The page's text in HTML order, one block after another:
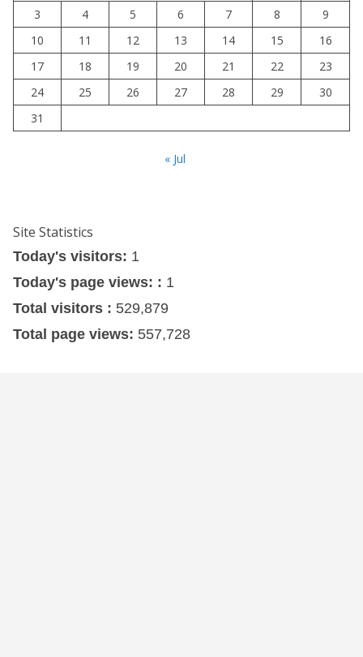
3
4 5 6 7 8
9
10
11 12 13 14 15
16
17
18 19 20 21 22
23
24
25 26 27 28 29
30
31
« Jul
Site Statistics
Today's visitors: 1
Today's page views: : 1
Total visitors : 529,879
Total page views: 557,728